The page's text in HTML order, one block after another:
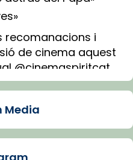
recomanacions i
de cinema aquest
@cinemaspiritcat
IA (OpenAI)
Media